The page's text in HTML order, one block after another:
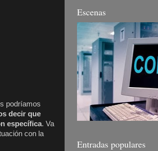
podríamos
decir que
específica. Va
con la
Escenas
Entradas populares